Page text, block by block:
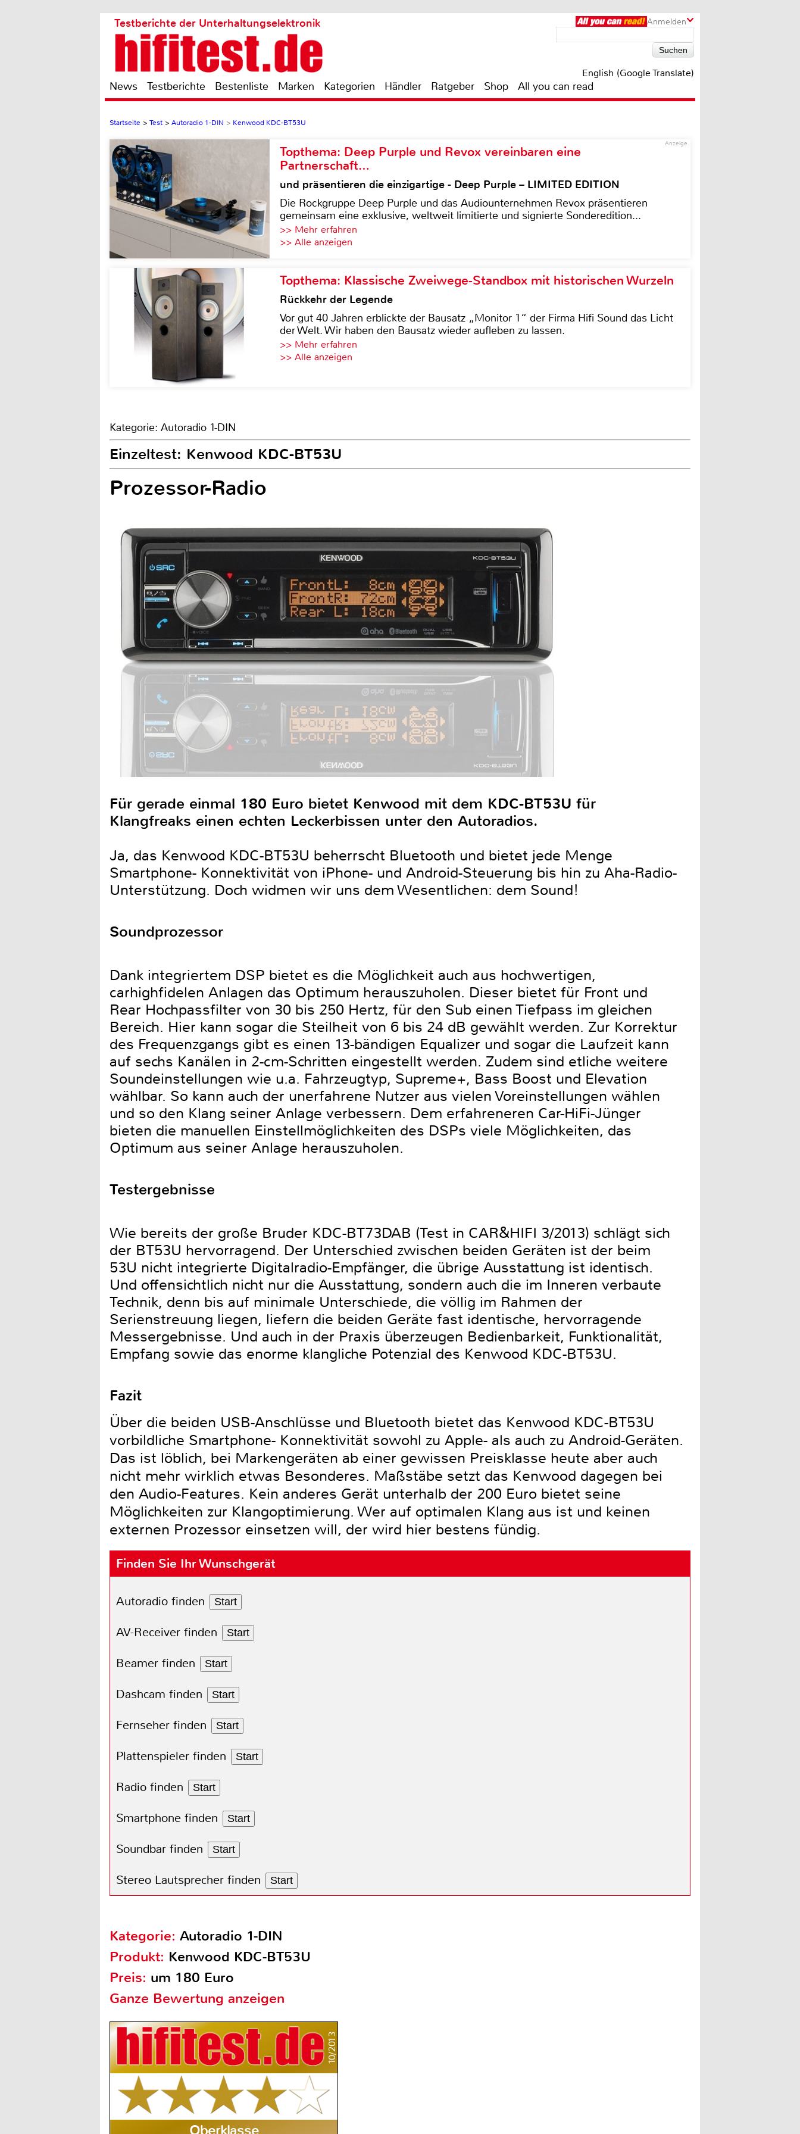
Anmelden
Testberichte der Unterhaltungselektronik
English (Google Translate)
News Testberichte Bestenliste Marken Kategorien Händler Ratgeber Shop All you can read
Startseite > Test > Autoradio 1-DIN > Kenwood KDC-BT53U
Anzeige
Topthema: Deep Purple und Revox vereinbaren eine
Partnerschaft…
und präsentieren die einzigartige - Deep Purple – LIMITED EDITION
Die Rockgruppe Deep Purple und das Audiounternehmen Revox präsentieren
gemeinsam eine exklusive, weltweit limitierte und signierte Sonderedition...
>> Mehr erfahren
>> Alle anzeigen
Topthema: Klassische Zweiwege-Standbox mit historischen Wurzeln
Rückkehr der Legende
Vor gut 40 Jahren erblickte der Bausatz „Monitor 1“ der Firma Hifi Sound das Licht
der Welt. Wir haben den Bausatz wieder aufleben zu lassen.
>> Mehr erfahren
>> Alle anzeigen
Kategorie: Autoradio 1-DIN
Einzeltest: Kenwood KDC-BT53U
Prozessor-Radio
Für gerade einmal 180 Euro bietet Kenwood mit dem KDC-BT53U für
Klangfreaks einen echten Leckerbissen unter den Autoradios.
Ja, das Kenwood KDC-BT53U beherrscht Bluetooth und bietet jede Menge
Smartphone- Konnektivität von iPhone- und Android-Steuerung bis hin zu Aha-Radio-
Unterstützung. Doch widmen wir uns dem Wesentlichen: dem Sound!
Soundprozessor
Dank integriertem DSP bietet es die Möglichkeit auch aus hochwertigen,
carhighfidelen Anlagen das Optimum herauszuholen. Dieser bietet für Front und
Rear Hochpassfilter von 30 bis 250 Hertz, für den Sub einen Tiefpass im gleichen
Bereich. Hier kann sogar die Steilheit von 6 bis 24 dB gewählt werden. Zur Korrektur
des Frequenzgangs gibt es einen 13-bändigen Equalizer und sogar die Laufzeit kann
auf sechs Kanälen in 2-cm-Schritten eingestellt werden. Zudem sind etliche weitere
Soundeinstellungen wie u.a. Fahrzeugtyp, Supreme+, Bass Boost und Elevation
wählbar. So kann auch der unerfahrene Nutzer aus vielen Voreinstellungen wählen
und so den Klang seiner Anlage verbessern. Dem erfahreneren Car-HiFi-Jünger
bieten die manuellen Einstellmöglichkeiten des DSPs viele Möglichkeiten, das
Optimum aus seiner Anlage herauszuholen.
Testergebnisse
Wie bereits der große Bruder KDC-BT73DAB (Test in CAR&HIFI 3/2013) schlägt sich
der BT53U hervorragend. Der Unterschied zwischen beiden Geräten ist der beim
53U nicht integrierte Digitalradio-Empfänger, die übrige Ausstattung ist identisch.
Und offensichtlich nicht nur die Ausstattung, sondern auch die im Inneren verbaute
Technik, denn bis auf minimale Unterschiede, die völlig im Rahmen der
Serienstreuung liegen, liefern die beiden Geräte fast identische, hervorragende
Messergebnisse. Und auch in der Praxis überzeugen Bedienbarkeit, Funktionalität,
Empfang sowie das enorme klangliche Potenzial des Kenwood KDC-BT53U.
Fazit
Über die beiden USB-Anschlüsse und Bluetooth bietet das Kenwood KDC-BT53U
vorbildliche Smartphone- Konnektivität sowohl zu Apple- als auch zu Android-Geräten.
Das ist löblich, bei Markengeräten ab einer gewissen Preisklasse heute aber auch
nicht mehr wirklich etwas Besonderes. Maßstäbe setzt das Kenwood dagegen bei
den Audio-Features. Kein anderes Gerät unterhalb der 200 Euro bietet seine
Möglichkeiten zur Klangoptimierung. Wer auf optimalen Klang aus ist und keinen
externen Prozessor einsetzen will, der wird hier bestens fündig.
Finden Sie Ihr Wunschgerät
Autoradio finden Start
AV-Receiver finden Start
Beamer finden Start
Dashcam finden Start
Fernseher finden Start
Plattenspieler finden Start
Radio finden Start
Smartphone finden Start
Soundbar finden Start
Stereo Lautsprecher finden Start
Kategorie: Autoradio 1-DIN
Produkt: Kenwood KDC-BT53U
Preis: um 180 Euro
Ganze Bewertung anzeigen
10/2013